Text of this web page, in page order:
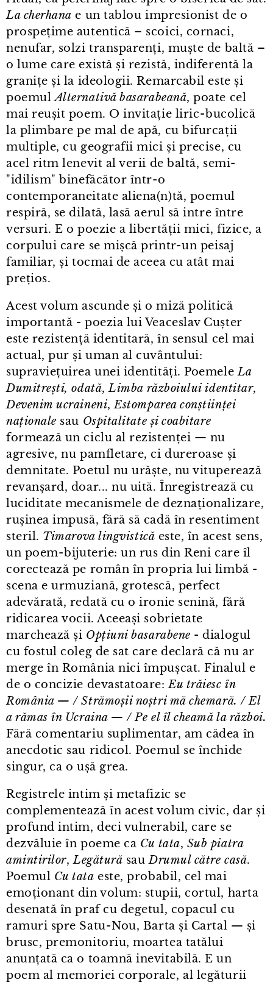
La cherhana e un tablou impresionist de o
prospețime autentică – scoici, cornaci,
nenufar, solzi transparenți, muște de baltă –
o lume care există și rezistă, indiferentă la
granițe și la ideologii. Remarcabil este și
poemulAlternativă basarabeană, poate cel
mai reușit poem. O invitație liric⁠-⁠bucolică
la plimbare pe mal de apă, cu bifurcații
multiple, cu geografii mici și precise, cu
acel ritm lenevit al verii de baltă, semi-
"idilism" binefăcător într⁠-⁠o
contemporaneitate aliena(n)tă, poemul
respiră, se dilată, lasă aerul să intre între
versuri. E o poezie a libertății mici, fizice, a
corpului care se mișcă printr⁠-⁠un peisaj
familiar, și tocmai de aceea cu atât mai
prețios.
Acest volum ascunde și o miză politică
importantă - poezia lui Veaceslav Cușter
este rezistență identitară, în sensul cel mai
actual, pur și uman al cuvântului:
supraviețuirea unei identități. PoemeleLa
Dumitrești, odată,Limba războiului identitar,
Devenim ucraineni,Estomparea conștiinței
naționale sau Ospitalitate și coabitare
formează un ciclu al rezistenței — nu
agresive, nu pamfletare, ci dureroase și
demnitate. Poetul nu urăște, nu vituperează
revanșard, doar... nu uită. Înregistrează cu
luciditate mecanismele de deznaționalizare,
rușinea impusă, fără să cadă în resentiment
steril. Timarova lingvistică este, în acest sens,
un poem⁠-⁠bijuterie: un rus din Reni care îl
corectează pe român în propria lui limbă -
scena e urmuziană, grotescă, perfect
adevărată, redată cu o ironie senină, fără
ridicarea vocii. Aceeași sobrietate
marchează și Opțiuni basarabene - dialogul
cu fostul coleg de sat care declară că nu ar
merge în România nici împușcat. Finalul e
de o concizie devastatoare:Eu trăiesc în
România — / Strămoșii noștri mă chemară. / El
a rămas în Ucraina — / Pe el îl cheamă la război.
Fără comentariu suplimentar, am cădea în
anecdotic sau ridicol. Poemul se închide
singur, ca o ușă grea.
Registrele intim și metafizic se
complementează în acest volum civic, dar și
profund intim, deci vulnerabil, care se
dezvăluie în poeme ca Cu tata, Sub piatra
amintirilor,Legătură sauDrumul către casă.
Poemul Cu tata este, probabil, cel mai
emoționant din volum: stupii, cortul, harta
desenată în praf cu degetul, copacul cu
ramuri spre Satu⁠-⁠Nou, Barta și Cartal — și
brusc, premonitoriu, moartea tatălui
anunțată ca o toamnă inevitabilă. E un
poem al memoriei corporale, al legăturii